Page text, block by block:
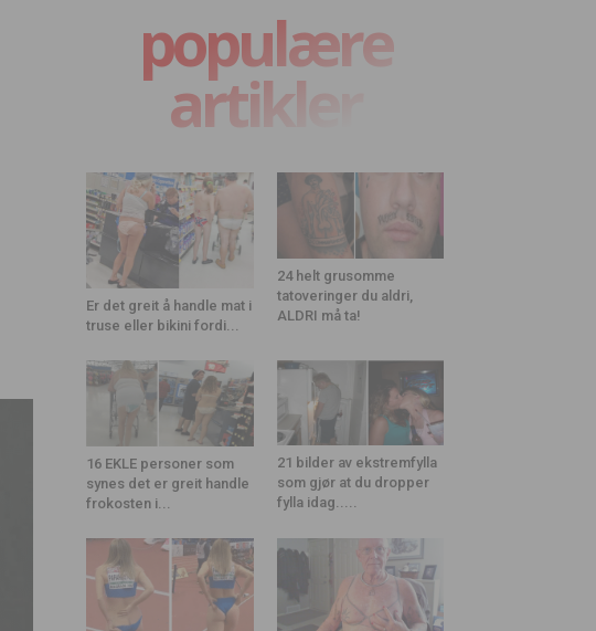
populære
artikler
Er det greit å handle mat i
truse eller bikini fordi...
24 helt grusomme
tatoveringer du aldri,
ALDRI må ta!
16 EKLE personer som
synes det er greit handle
frokosten i...
21 bilder av ekstremfylla
som gjør at du dropper
fylla idag.....